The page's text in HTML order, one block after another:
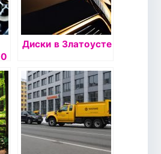
Диски в Златоусте